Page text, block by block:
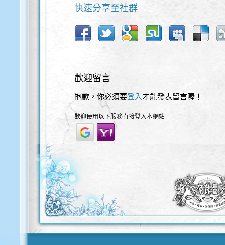
快速分享至社群
歡迎留言
抱歉，你必須要登入 才能發表留言喔！
歡迎使用以下服務直接登入本網站